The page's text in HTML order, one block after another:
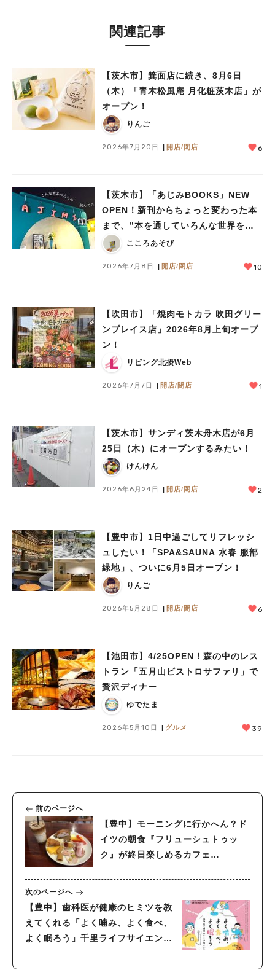
関連記事
【茨木市】箕面店に続き、8月6日
（木）「青木松風庵 月化粧茨木店」が
オープン！
りんご
2026年7月20日 開店/閉店 6
【茨木市】「あじみBOOKS」NEW
OPEN！新刊からちょっと変わった本
まで、”本を通していろんな世界をあ
じみする” 本屋さん
こころあそび
2026年7月8日 開店/閉店 10
【吹田市】「焼肉モトカラ 吹田グリー
ンプレイス店」2026年8月上旬オープ
ン！
リビング北摂Web
2026年7月7日 開店/閉店 1
【茨木市】サンディ茨木舟木店が6月
25日（木）にオープンするみたい！
けんけん
2026年6月24日 開店/閉店 2
【豊中市】1日中過ごしてリフレッシ
ュしたい！「SPA&SAUNA 水春 服部
緑地」、ついに6月5日オープン！
りんご
2026年5月28日 開店/閉店 6
【池田市】4/25OPEN！森の中のレス
トラン「五月山ビストロサファリ」で
贅沢ディナー
ゆでたま
2026年5月10日 グルメ 39
前のページへ
【豊中】モーニングに行かへん？ド
イツの朝食『フリューシュトゥッ
ク』が終日楽しめるカフェ
次のページへ
【豊中】歯科医が健康のヒミツを教
えてくれる「よく噛み、よく食べ、
よく眠ろう」千里ライフサイエンス
#教えたい／教えて投稿記事#大阪学院大 商品開発プロジェクト
#あなたはどっち？